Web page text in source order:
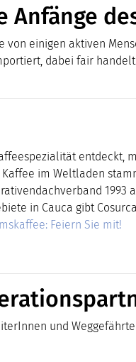
von einigen aktiven
dabei fair
entdeckt,
im Weltladen
1993
in Cauca gibt
Feiern Sie mit!
und